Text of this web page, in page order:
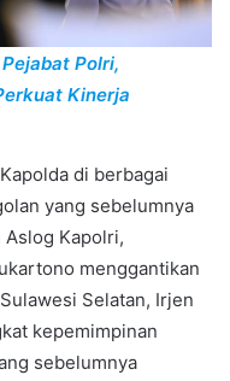
Polri,
Kinerja
di berbagai
yang sebelumnya
Aslog Kapolri,
menggantikan
Selatan, Irjen
kepemimpinan
sebelumnya